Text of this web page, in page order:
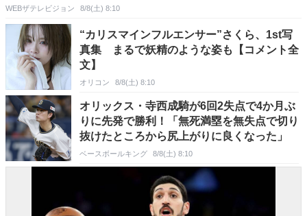
WEBザテレビジョン 8/8(土) 8:10
“カリスマインフルエンサー”さくら、1st写
真集 まるで妖精のような姿も【コメント全
文】
オリコン 8/8(土) 8:10
オリックス・寺西成騎が6回2失点で4か月ぶ
りに先発で勝利！「無死満塁を無失点で切り
抜けたところから尻上がりに良くなった」
ベースボールキング 8/8(土) 8:10